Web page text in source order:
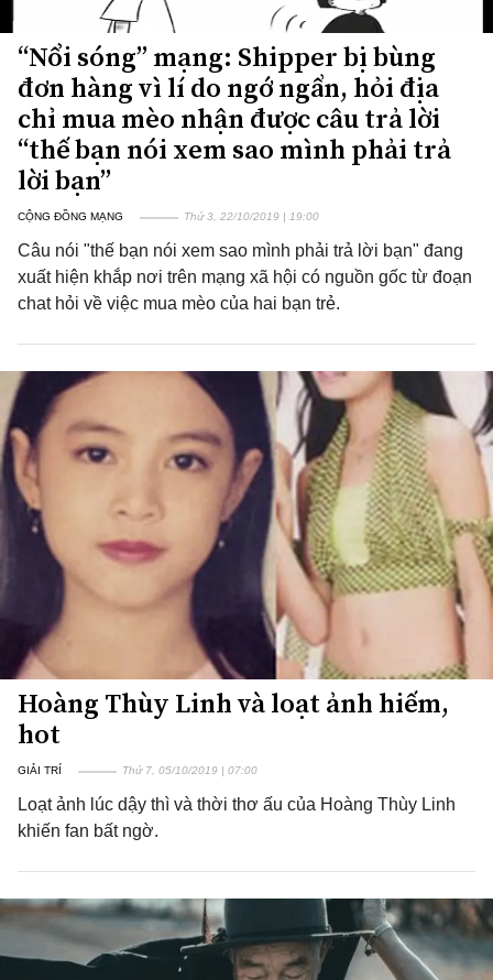
“Nổi sóng” mạng: Shipper bị bùng
đơn hàng vì lí do ngớ ngẩn, hỏi địa
chỉ mua mèo nhận được câu trả lời
“thế bạn nói xem sao mình phải trả
lời bạn”
CỘNG ĐỒNG MẠNG Thứ 3, 22/10/2019 | 19:00
Câu nói "thế bạn nói xem sao mình phải trả lời bạn" đang
xuất hiện khắp nơi trên mạng xã hội có nguồn gốc từ đoạn
chat hỏi về việc mua mèo của hai bạn trẻ.
Hoàng Thùy Linh và loạt ảnh hiếm,
hot
GIẢI TRÍ Thứ 7, 05/10/2019 | 07:00
Loạt ảnh lúc dậy thì và thời thơ ấu của Hoàng Thùy Linh
khiến fan bất ngờ.